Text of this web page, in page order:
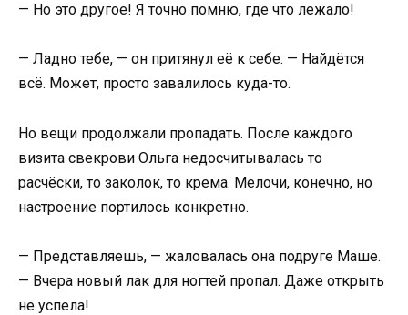
— Но это другое! Я точно помню, где что лежало!
— Ладно тебе, — он притянул её к себе. — Найдётся
всё. Может, просто завалилось куда-то.
Но вещи продолжали пропадать. После каждого
визита свекрови Ольга недосчитывалась то
расчёски, то заколок, то крема. Мелочи, конечно, но
настроение портилось конкретно.
— Представляешь, — жаловалась она подруге Маше.
— Вчера новый лак для ногтей пропал. Даже открыть
не успела!